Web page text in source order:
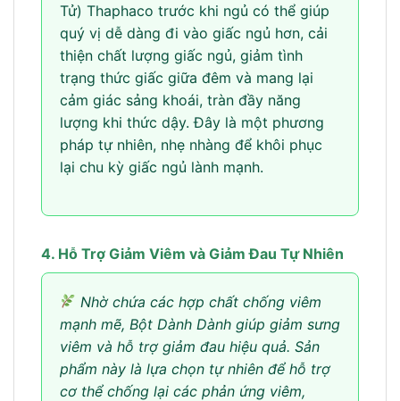
Tử) Thaphaco trước khi ngủ có thể giúp
quý vị dễ dàng đi vào giấc ngủ hơn, cải
thiện chất lượng giấc ngủ, giảm tình
trạng thức giấc giữa đêm và mang lại
cảm giác sảng khoái, tràn đầy năng
lượng khi thức dậy. Đây là một phương
pháp tự nhiên, nhẹ nhàng để khôi phục
lại chu kỳ giấc ngủ lành mạnh.
4. Hỗ Trợ Giảm Viêm và Giảm Đau Tự Nhiên
Nhờ chứa các hợp chất chống viêm
mạnh mẽ, Bột Dành Dành giúp giảm sưng
viêm và hỗ trợ giảm đau hiệu quả. Sản
phẩm này là lựa chọn tự nhiên để hỗ trợ
cơ thể chống lại các phản ứng viêm,